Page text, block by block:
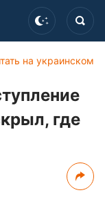
на украинском
где